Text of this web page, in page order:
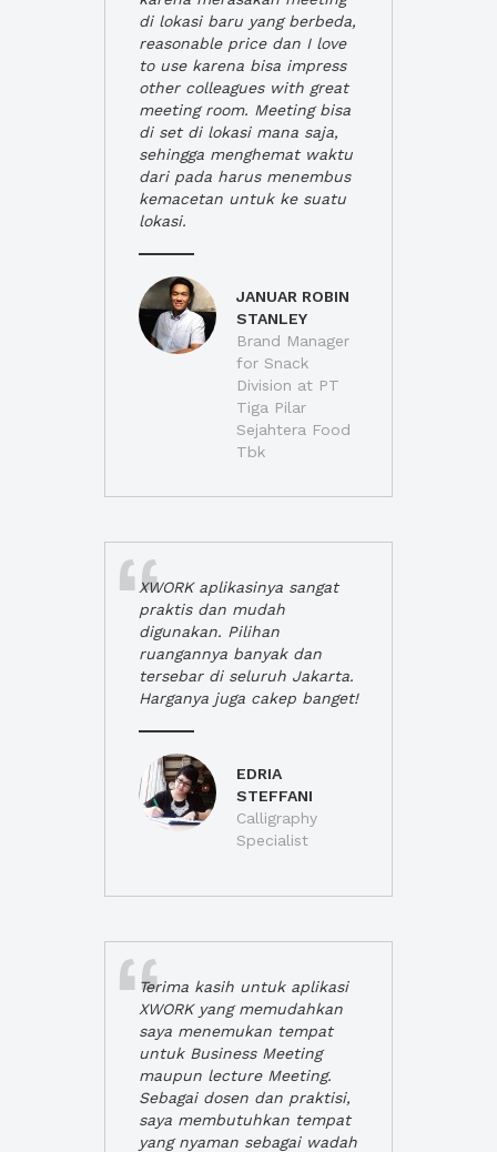
di lokasi baru yang berbeda,
reasonable price dan I love
to use karena bisa impress
other colleagues with great
meeting room. Meeting bisa
di set di lokasi mana saja,
sehingga menghemat waktu
dari pada harus menembus
kemacetan untuk ke suatu
lokasi.
JANUAR ROBIN
STANLEY
Brand Manager
for Snack
Division at PT
Tiga Pilar
Sejahtera Food
Tbk
XWORK aplikasinya sangat
praktis dan mudah
digunakan. Pilihan
ruangannya banyak dan
tersebar di seluruh Jakarta.
Harganya juga cakep banget!
EDRIA
STEFFANI
Calligraphy
Specialist
Terima kasih untuk aplikasi
XWORK yang memudahkan
saya menemukan tempat
untuk Business Meeting
maupun lecture Meeting.
Sebagai dosen dan praktisi,
saya membutuhkan tempat
yang nyaman sebagai wadah